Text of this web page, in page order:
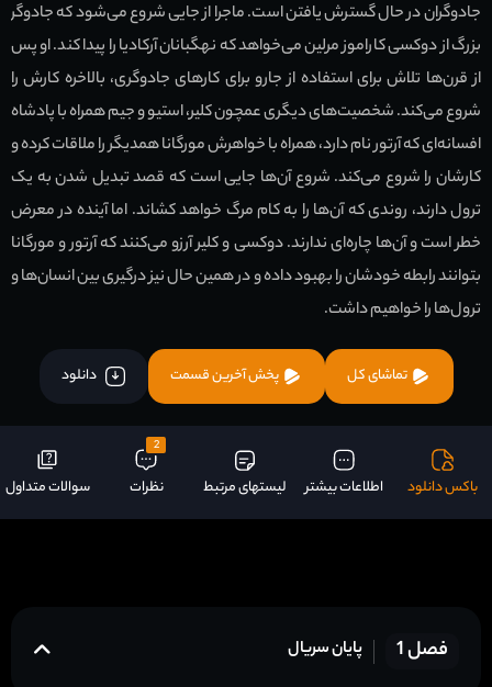
جادوگران در حال گسترش یافتن است. ماجرا از جایی شروع می‌شود که جادوگر
بزرگ از دوکسی کاراموز مرلین می‌خواهد که نهگبانان آرکادیا را پیدا کند. او پس
از قرن‌ها تلاش برای استفاده از جارو برای کارهای جادوگری، بالاخره کارش را
شروع می‌کند. شخصیت‌های دیگری عمچون کلیر، استیو و جیم همراه با پادشاه
افسانه‌ای که آرتور نام دارد، همراه با خواهرش مورگانا همدیگر را ملاقات کرده و
کارشان را شروع می‌کند. شروع آن‌ها جایی است که قصد تبدیل شدن به یک
ترول دارند، روندی که آن‌ها را به کام مرگ خواهد کشاند. اما آینده در معرض
خطر است و آن‌ها چاره‌ای ندارند. دوکسی و کلیر آرزو می‌کنند که آرتور و مورگانا
بتوانند رابطه خودشان را بهبود داده و در همین حال نیز درگیری بین انسان‌ها و
ترول‌ها را خواهیم داشت.
تماشای کل پخش آخرین قسمت دانلود
باکس دانلود اطلاعات بیشتر لیستهای مرتبط
2
نظرات سوالات متداول
فصل 1 پایان سریال